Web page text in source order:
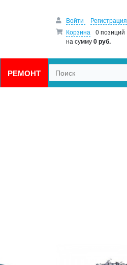
Войти
Регистрация
Корзина
0 позиций
на сумму0 руб.
РЕМОНТ